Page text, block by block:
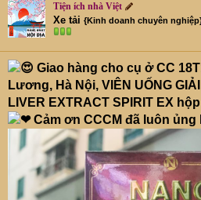
Tiện ích nhà Việt
Xe tải {Kinh doanh chuyên
Giao hàng cho cụ ở CC
Lương, Hà Nội, VIÊN UỐNG
LIVER EXTRACT SPIRIT EX
Cảm ơn CCCM đã luôn ủng